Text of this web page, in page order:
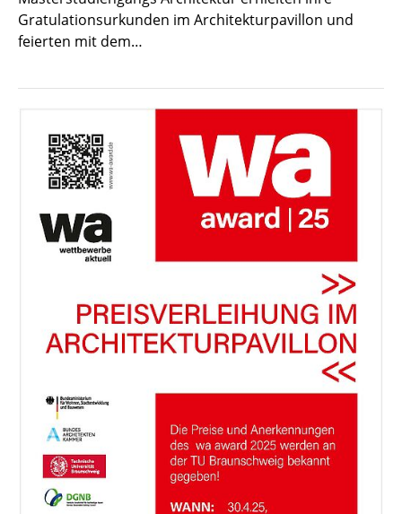
Gratulationsurkunden im Architekturpavillon und
feierten mit dem…